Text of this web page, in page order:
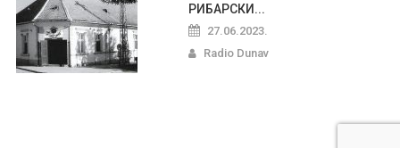
РИБАРСКИ...
27.06.2023.
Radio Dunav